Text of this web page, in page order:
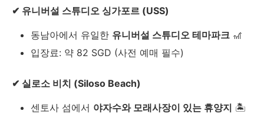
✔ 유니버설 스튜디오 싱가포르 (USS)
동남아에서 유일한 유니버설 스튜디오 테마파크 🎢
입장료: 약 82 SGD (사전 예매 필수)
✔ 실로소 비치 (Siloso Beach)
센토사 섬에서 야자수와 모래사장이 있는 휴양지 🏝